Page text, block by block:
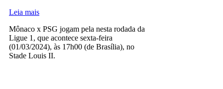
Leia mais
Mônaco x PSG jogam pela nesta rodada da
Ligue 1, que acontece sexta-feira
(01/03/2024), às 17h00 (de Brasília), no
Stade Louis II.